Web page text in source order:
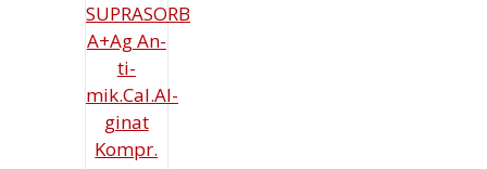
SUPRASORB
A+Ag An­
ti­
mik.Cal.Al­
gi­nat
Kompr.